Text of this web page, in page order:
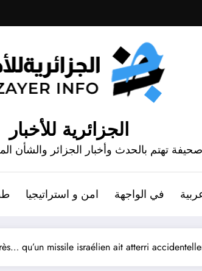
الجزائرية للأخبار
صحيفة تهتم بالحدث وأخبار الجزائر والشأن
في الواجهة امن و استراتيجيا
qu’un missile israélien ait atterri